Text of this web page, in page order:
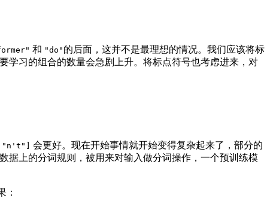
和 "do" 的后面，这并不是最理想的情况。我们应该将标
学习的组合的数量会急剧上升。将标点符号也考虑进来，对
"n't"]
会更好。现在开始事情就开始变得复杂起来了，部分的
据上的分词规则，被用来对输入做分词操作，一个预训练模
：